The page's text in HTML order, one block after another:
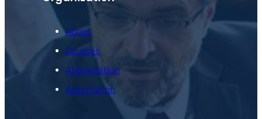
About
Courses
Appreciation
Association